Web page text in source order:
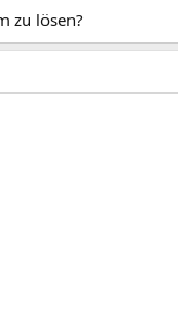
zu lösen?